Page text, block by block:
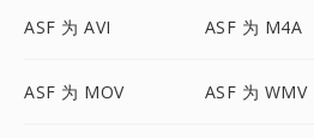
ASF 为 AVI ASF 为 M4A
ASF 为 MOV ASF 为 WMV